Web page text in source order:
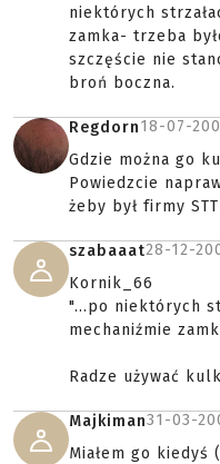
niektórych
zamka- trzeba
szczęście nie
broń boczna.
Regdorn18-07-
Gdzie można go
Powiedzcie
żeby był firmy
szabaaat28-12-
Kornik_66
"...po niektórych
mechaniźmie
Radze używać
Majkiman31-03-
Miałem go